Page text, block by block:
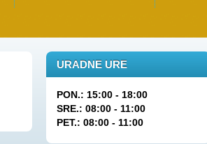
URADNE URE
PON.: 15:00 - 18:00
SRE.: 08:00 - 11:00
PET.: 08:00 - 11:00